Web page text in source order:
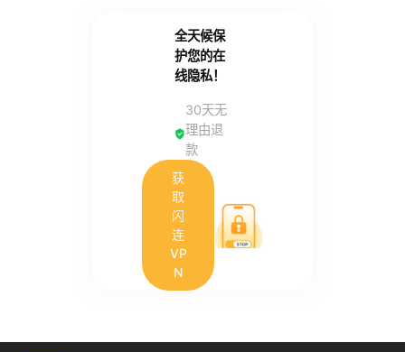
全天候保
护您的在
线隐私！
30天无
理由退
款
获
取
闪
连
VP
N